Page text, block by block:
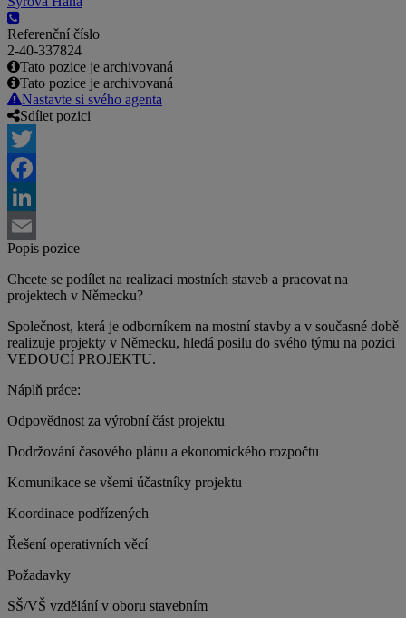
Referenční číslo
2-40-337824
Tato pozice je archivovaná
Tato pozice je archivovaná
Nastavte si svého agenta
Sdílet pozici
Twitter
Facebook
LinkedIn
Email
Popis pozice
Chcete se podílet na realizaci mostních staveb a pracovat na
projektech v Německu?
Společnost, která je odborníkem na mostní stavby a v současné době
realizuje projekty v Německu, hledá posilu do svého týmu na pozici
VEDOUCÍ PROJEKTU.
Náplň práce:
Odpovědnost za výrobní část projektu
Dodržování časového plánu a ekonomického rozpočtu
Komunikace se všemi účastníky projektu
Koordinace podřízených
Řešení operativních věcí
Požadavky
SŠ/VŠ vzdělání v oboru stavebním